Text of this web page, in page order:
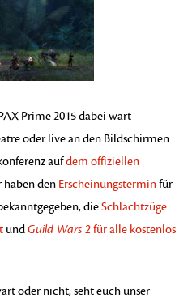
Prime 2015 dabei wart –
oder live an den Bildschirmen
aufdem offiziellen
haben den Erscheinungsterminfür
dieSchlachtzüge
undGuild Wars 2für alle kostenlos
oder nicht, seht euch unser